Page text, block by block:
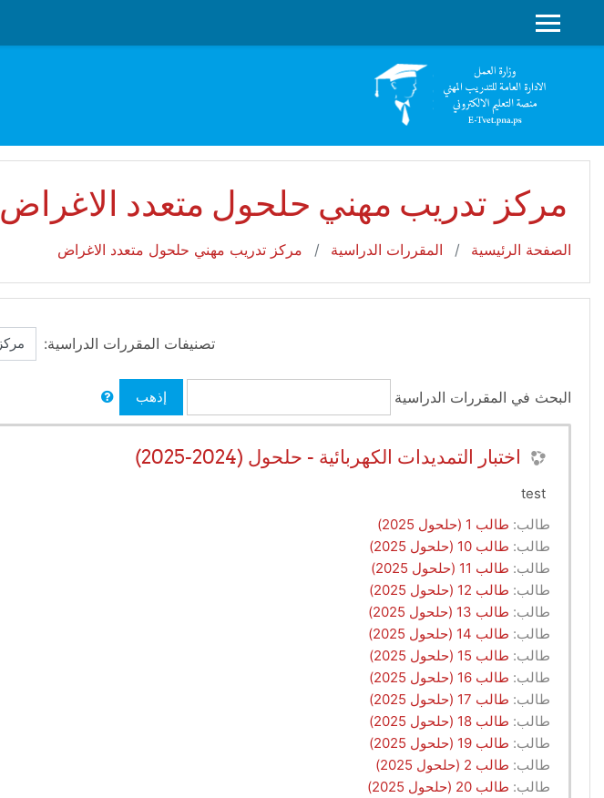
واجهة جانبية
مركز تدريب مهني حلحول متعدد الاغراض
الصفحة الرئيسية المقررات الدراسية مركز تدريب مهني حلحول متعدد الاغراض
تصنيفات المقررات الدراسية:
البحث في المقررات الدراسية إذهب
اختبار التمديدات الكهربائية - حلحول (2024-2025)
test
طالب: طالب 1 (حلحول 2025)
طالب: طالب 10 (حلحول 2025)
طالب: طالب 11 (حلحول 2025)
طالب: طالب 12 (حلحول 2025)
طالب: طالب 13 (حلحول 2025)
طالب: طالب 14 (حلحول 2025)
طالب: طالب 15 (حلحول 2025)
طالب: طالب 16 (حلحول 2025)
طالب: طالب 17 (حلحول 2025)
طالب: طالب 18 (حلحول 2025)
طالب: طالب 19 (حلحول 2025)
طالب: طالب 2 (حلحول 2025)
طالب: طالب 20 (حلحول 2025)